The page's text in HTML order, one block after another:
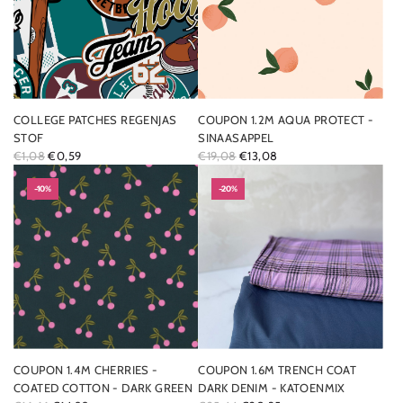
P
R
C
E
COLLEGE PATCHES REGENJAS
STOF
R
E
G
U
L
A
R
R
I
C
E
€1,08 €0,59
COUPON 1.2M AQUA PROTECT -
SINAASAPPEL
R
E
G
U
A
R
E
€19,08 €13,08
-10%
COUPON 1.4M CHERRIES -
COATED COTTON - DARK GREEN
-20%
COUPON 1.6M TRENCH COAT
DARK DENIM - KATOENMIX